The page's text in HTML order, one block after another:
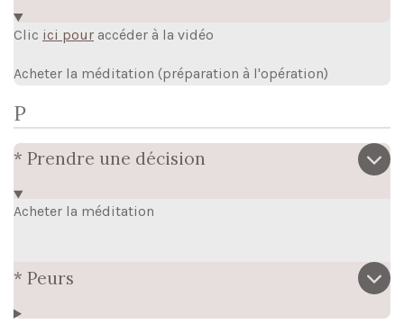
Clic ici pour accéder à la vidéo
Acheter la méditation (préparation à l'opération)
P
* Prendre une décision
Acheter la méditation
* Peurs